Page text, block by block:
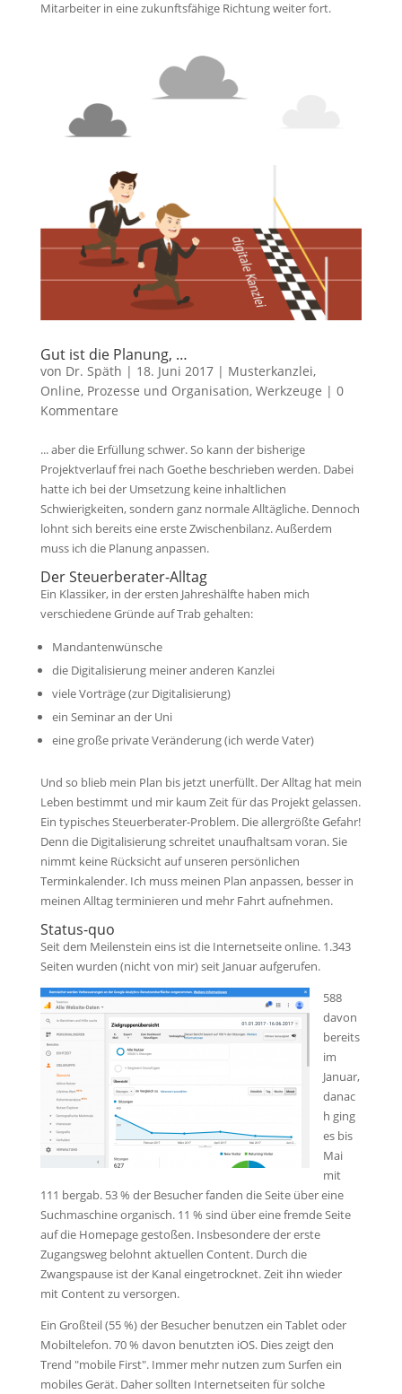
Mitarbeiter in eine zukunftsfähige Richtung weiter fort.
Gut ist die Planung, …
von Dr. Späth | 18. Juni 2017| Musterkanzlei,
Online, Prozesse und Organisation, Werkzeuge | 0
Kommentare
... aber die Erfüllung schwer. So kann der bisherige
Projektverlauf frei nach Goethe beschrieben werden. Dabei
hatte ich bei der Umsetzung keine inhaltlichen
Schwierigkeiten, sondern ganz normale Alltägliche. Dennoch
lohnt sich bereits eine erste Zwischenbilanz. Außerdem
muss ich die Planung anpassen.
Der Steuerberater-Alltag
Ein Klassiker, in der ersten Jahreshälfte haben mich
verschiedene Gründe auf Trab gehalten:
Mandantenwünsche
die Digitalisierung meiner anderen Kanzlei
viele Vorträge (zur Digitalisierung)
ein Seminar an der Uni
eine große private Veränderung (ich werde Vater)
Und so blieb mein Plan bis jetzt unerfüllt. Der Alltag hat mein
Leben bestimmt und mir kaum Zeit für das Projekt gelassen.
Ein typisches Steuerberater-Problem. Die allergrößte Gefahr!
Denn die Digitalisierung schreitet unaufhaltsam voran. Sie
nimmt keine Rücksicht auf unseren persönlichen
Terminkalender. Ich muss meinen Plan anpassen, besser in
meinen Alltag terminieren und mehr Fahrt aufnehmen.
Status-quo
Seit dem Meilenstein eins ist die Internetseite online. 1.343
Seiten wurden (nicht von mir) seit Januar aufgerufen.
588
davon
bereits
im
Januar,
danac
h ging
es bis
Mai
mit
111 bergab. 53 % der Besucher fanden die Seite über eine
Suchmaschine organisch. 11 % sind über eine fremde Seite
auf die Homepage gestoßen. Insbesondere der erste
Zugangsweg belohnt aktuellen Content. Durch die
Zwangspause ist der Kanal eingetrocknet. Zeit ihn wieder
mit Content zu versorgen.
Ein Großteil (55 %) der Besucher benutzen ein Tablet oder
Mobiltelefon. 70 % davon benutzten iOS. Dies zeigt den
Trend "mobile First". Immer mehr nutzen zum Surfen ein
mobiles Gerät. Daher sollten Internetseiten für solche